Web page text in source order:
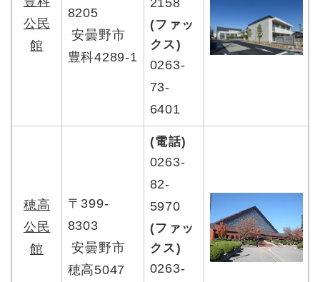
公民
館
8205
安曇野市
豊科4289-1
(ファッ
クス)
0263-
73-
6401
穂高
公民
館
〒399-
8303
安曇野市
穂高5047
(電話)
0263-
82-
5970
(ファッ
クス)
0263-